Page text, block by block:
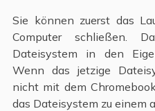
Sie können zuerst das
Computer schließen.
Dateisystem in den
Wenn das jetzige
nicht mit dem
das Dateisystem zu einem